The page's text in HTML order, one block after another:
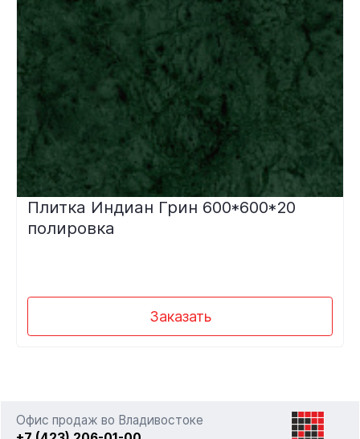
Плитка Индиан Грин 600*600*20
полировка
Заказать
Офис продаж во Владивостоке